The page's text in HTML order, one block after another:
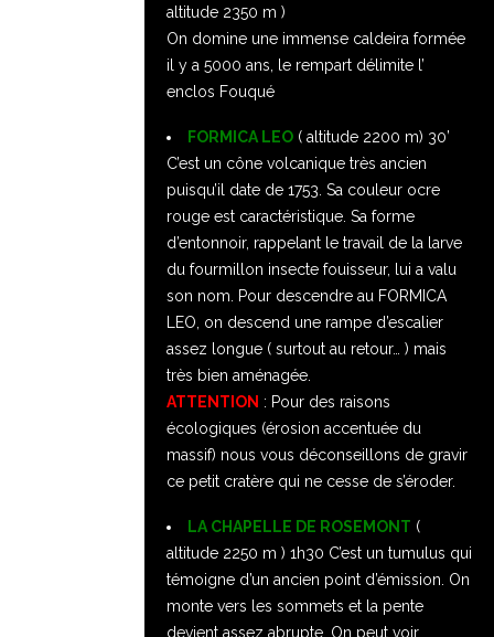
altitude 2350 m )
On domine une immense caldeira formée
il y a 5000 ans, le rempart délimite l’
enclos Fouqué
FORMICA LEO( altitude 2200 m) 30’
C’est un cône volcanique très ancien
puisqu’il date de 1753. Sa couleur ocre
rouge est caractéristique. Sa forme
d’entonnoir, rappelant le travail de la larve
du fourmillon insecte fouisseur, lui a valu
son nom. Pour descendre au FORMICA
LEO, on descend une rampe d’escalier
assez longue ( surtout au retour… ) mais
très bien aménagée.
ATTENTION : Pour des raisons
écologiques (érosion accentuée du
massif) nous vous déconseillons de gravir
ce petit cratère qui ne cesse de s’éroder.
LA CHAPELLE DE ROSEMONT (
altitude 2250 m ) 1h30 C’est un tumulus qui
témoigne d’un ancien point d’émission. On
monte vers les sommets et la pente
devient assez abrupte. On peut voir